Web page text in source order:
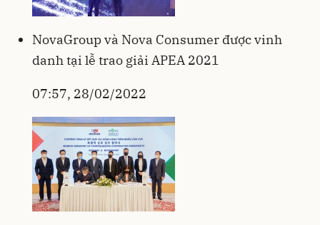
NovaGroup và Nova Consumer được vinh
danh tại lễ trao giải APEA 2021
07:57, 28/02/2022